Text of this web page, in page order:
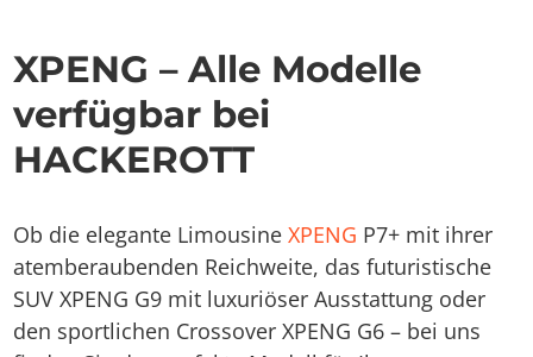
XPENG – Alle Modelle
verfügbar bei
HACKEROTT
Ob die elegante Limousine XPENG P7+ mit ihrer
atemberaubenden Reichweite, das futuristische
SUV XPENG G9 mit luxuriöser Ausstattung oder
den sportlichen Crossover XPENG G6 – bei uns